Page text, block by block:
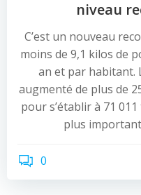
niveau
C’est un nouveau
moins de 9,1 kilos de
an et par habitant.
augmenté de plus de
pour s’établir à 71
plus
0